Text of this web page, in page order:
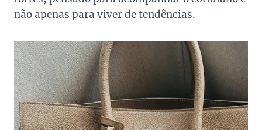
não apenas para viver de tendências.